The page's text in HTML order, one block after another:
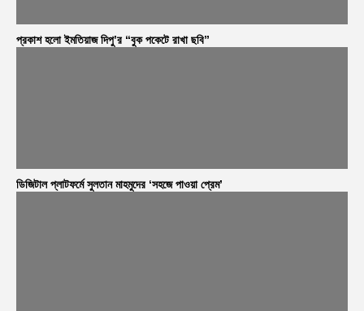
প্রকাশ হলো ইমতিয়াজ দিপু’র “বুক পকেটে রাখা ছবি”
ডিজিটাল প্লাটফর্মে সুলতান মাহমুদের ‘সহজে পাওয়া প্রেম’